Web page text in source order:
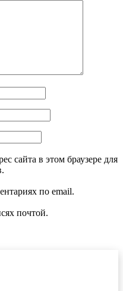
сайта в этом браузере для
по email.
почтой.